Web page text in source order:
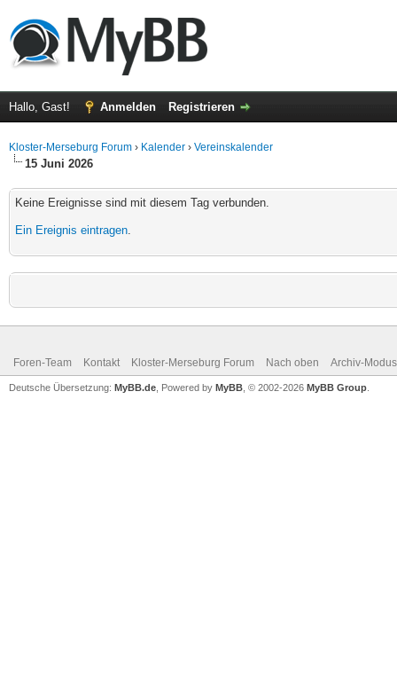
Hallo, Gast! Anmelden Registrieren
Kloster-Merseburg Forum › Kalender › Vereinskalender
15 Juni 2026
Keine Ereignisse sind mit diesem Tag verbunden.
Ein Ereignis eintragen.
Foren-Team Kontakt Kloster-Merseburg Forum Nach oben Archiv-Modus
Deutsche Übersetzung: MyBB.de , Powered by MyBB , © 2002-2026 MyBB Group